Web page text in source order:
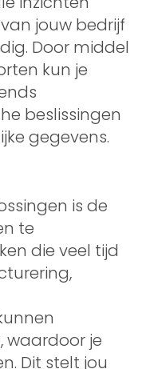
jouw bedrijf
Door middel
kun je
beslissingen
gegevens.
is de
te
die veel tijd
waardoor je
Dit stelt jou